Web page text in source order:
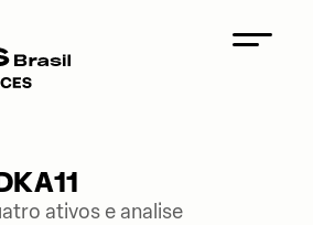
ativos e analise